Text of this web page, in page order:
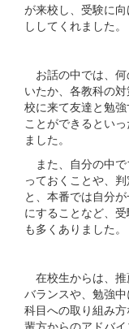
が来校し、受験に
ししてくれました。
お話の中では、何
いたか、各教科の
校に来て友達と勉
ことができるとい
ました。
また、自分の中で
っておくことや、
と、本番では自分
にすることなど、
も多くありました。
在校生からは、
バランスや、勉強
科目への取り組み
輩方からのアドバ